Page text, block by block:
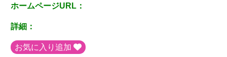
ホームページURL：
詳細：
お気に入り追加